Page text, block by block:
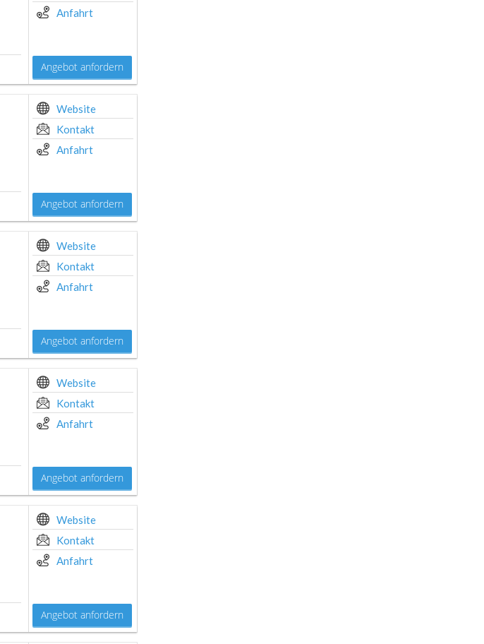
Anfahrt
Angebot anfordern
Website
Kontakt
Anfahrt
Angebot anfordern
Website
Kontakt
Anfahrt
Angebot anfordern
Website
Kontakt
Anfahrt
Angebot anfordern
Website
Kontakt
Anfahrt
Angebot anfordern